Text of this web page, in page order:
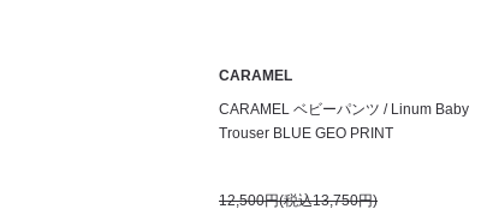
CARAMEL
CARAMEL ベビーパンツ / Linum Baby
Trouser BLUE GEO PRINT
12,500円(税込13,750円)